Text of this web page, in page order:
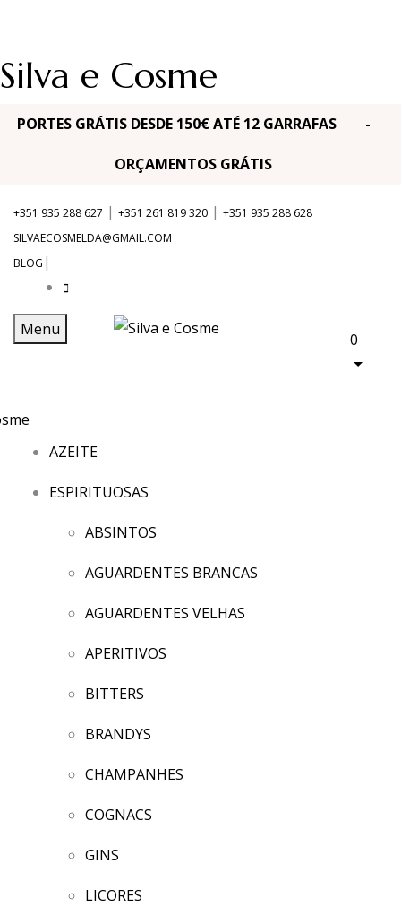
Silva e Cosme
PORTES GRÁTIS DESDE 150€ ATÉ 12 GARRAFAS -
ORÇAMENTOS GRÁTIS
+351 935 288 627 | +351 261 819 320 | +351 935 288 628
SILVAECOSMELDA@GMAIL.COM
BLOG |
Menu
0
AZEITE
ESPIRITUOSAS
ABSINTOS
AGUARDENTES BRANCAS
AGUARDENTES VELHAS
APERITIVOS
BITTERS
BRANDYS
CHAMPANHES
COGNACS
GINS
LICORES